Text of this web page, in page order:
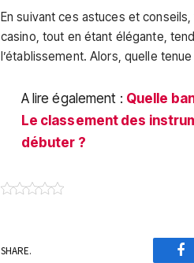
En suivant ces astuces et
casino, tout en étant élégante,
l’établissement. Alors, quelle
A lire également : Quelle
Le classement des
débuter ?
SHARE.